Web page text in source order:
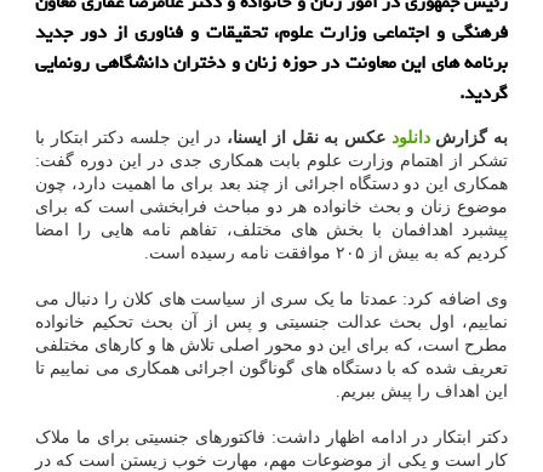
فرهنگی و اجتماعی وزارت علوم، تحقیقات و فناوری از دور جدید
برنامه های این معاونت در حوزه زنان و دختران دانشگاهی رونمایی
گردید.
به گزارشدانلود عکس به نقل از ایسنا، در این جلسه دکتر ابتکار با
تشکر از اهتمام وزارت علوم بابت همکاری جدی در این دوره گفت:
همکاری این دو دستگاه اجرائی از چند بعد برای ما اهمیت دارد، چون
موضوع زنان و بحث خانواده هر دو مباحث فرابخشی است که برای
پیشبرد اهدافمان با بخش های مختلف، تفاهم نامه هایی را امضا
کردیم که به بیش از ۲۰۵ موافقت نامه رسیده است.
وی اضافه کرد: عمدتا ما یک سری از سیاست های کلان را دنبال می
نماییم، اول بحث عدالت جنسیتی و پس از آن بحث تحکیم خانواده
مطرح است، که برای این دو محور اصلی تلاش ها و کارهای مختلفی
تعریف شده که با دستگاه های گوناگون اجرائی همکاری می نماییم تا
این اهداف را پیش ببریم.
دکتر ابتکار در ادامه اظهار داشت: فاکتورهای جنسیتی برای ما ملاک
کار است و یکی از موضوعات مهم، مهارت خوب زیستن است که در